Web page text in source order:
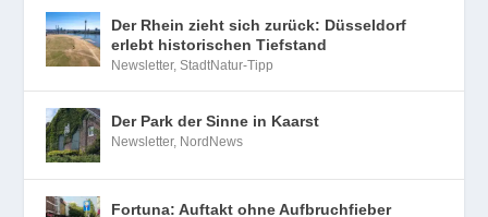
Der Rhein zieht sich zurück: Düsseldorf
erlebt historischen Tiefstand
Newsletter,StadtNatur-Tipp
Der Park der Sinne in Kaarst
Newsletter, NordNews
Fortuna: Auftakt ohne Aufbruchfieber